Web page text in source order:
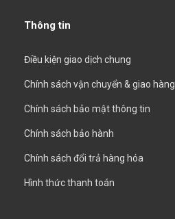
Thông tin
Điều kiện giao dịch chung
Chính sách vận chuyển & giao hàng
Chính sách bảo mật thông tin
Chính sách bảo hành
Chính sách đổi trả hàng hóa
Hình thức thanh toán